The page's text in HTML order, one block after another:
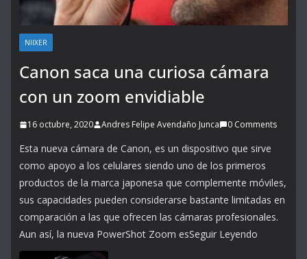
NIIXER
Canon saca una curiosa cámara
con un zoom envidiable
16 octubre, 2020 Andres Felipe Avendaño Junca 0 Comments
Esta nueva cámara de Canon, es un dispositivo que sirve
como apoyo a los celulares siendo uno de los primeros
productos de la marca japonesa que complemente móviles,
sus capacidades pueden considerarse bastante limitadas en
comparación a las que ofrecen las cámaras profesionales.
Aun así, la nueva PowerShot Zoom esSeguir Leyendo